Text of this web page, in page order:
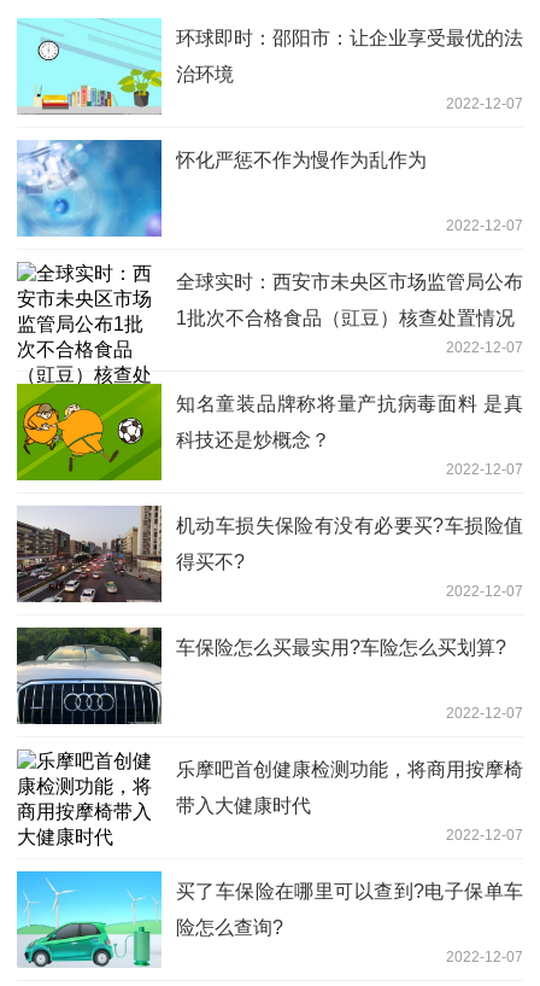
环球即时：邵阳市：让企业享受最优的法
治环境
2022-12-07
怀化严惩不作为慢作为乱作为
2022-12-07
全球实时：西安市未央区市场监管局公布
1批次不合格食品（豇豆）核查处置情况
2022-12-07
知名童装品牌称将量产抗病毒面料 是真
科技还是炒概念？
2022-12-07
机动车损失保险有没有必要买?车损险值
得买不?
2022-12-07
车保险怎么买最实用?车险怎么买划算?
2022-12-07
乐摩吧首创健康检测功能，将商用按摩椅
带入大健康时代
2022-12-07
买了车保险在哪里可以查到?电子保单车
险怎么查询?
2022-12-07